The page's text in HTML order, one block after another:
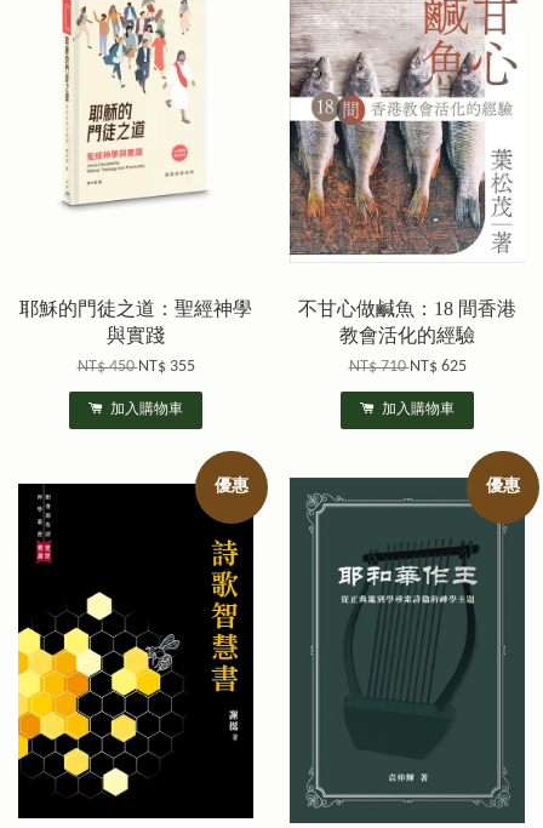
耶穌的門徒之道：聖經神學
與實踐
NT$ 450NT$ 355
加入購物車
不甘心做鹹魚：18 間香港
教會活化的經驗
NT$ 710NT$ 625
加入購物車
優惠 優惠